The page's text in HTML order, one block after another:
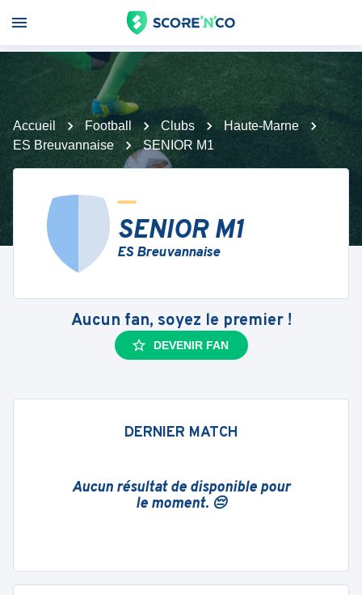
Accueil Football Clubs
Haute-Marne
ES Breuvannaise
SENIOR M1
SENIOR M1
ES Breuvannaise
Aucun fan, soyez le premier !
DEVENIR FAN
DERNIER MATCH
Aucun résultat de disponible pour
le moment. 😔